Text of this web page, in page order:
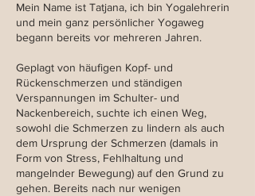
Mein Name ist Tatjana, ich bin Yogalehrerin
und mein ganz persönlicher Yogaweg
begann bereits vor mehreren Jahren.
Geplagt von häufigen Kopf- und
Rückenschmerzen und ständigen
Verspannungen im Schulter- und
Nackenbereich, suchte ich einen Weg,
sowohl die Schmerzen zu lindern als auch
dem Ursprung der Schmerzen (damals in
Form von Stress, Fehlhaltung und
mangelnder Bewegung) auf den Grund zu
gehen. Bereits nach nur wenigen